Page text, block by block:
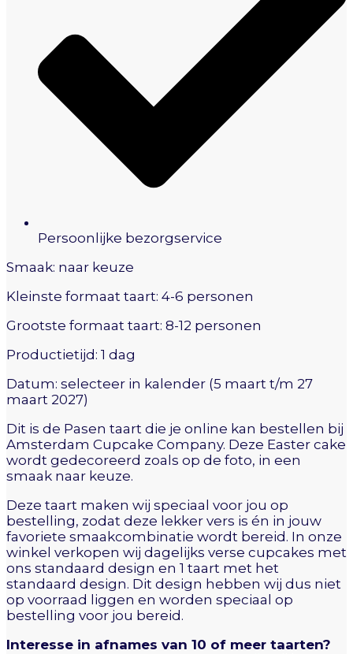
Persoonlijke bezorgservice
Smaak: naar keuze
Kleinste formaat taart: 4-6 personen
Grootste formaat taart: 8-12 personen
Productietijd: 1 dag
Datum: selecteer in kalender (5 maart t/m 27
maart 2027)
Dit is de Pasen taart die je online kan bestellen bij
Amsterdam Cupcake Company. Deze Easter cake
wordt gedecoreerd zoals op de foto, in een
smaak naar keuze.
Deze taart maken wij speciaal voor jou op
bestelling, zodat deze lekker vers is én in jouw
favoriete smaakcombinatie wordt bereid. In onze
winkel verkopen wij dagelijks verse cupcakes met
ons standaard design en 1 taart met het
standaard design. Dit design hebben wij dus niet
op voorraad liggen en worden speciaal op
bestelling voor jou bereid.
Interesse in afnames van 10 of meer taarten?